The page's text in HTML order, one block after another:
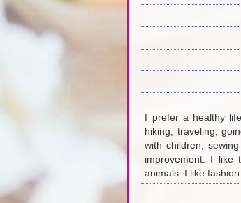
I prefer a healthy
hiking, traveling,
with children,
improvement. I like
animals. I like